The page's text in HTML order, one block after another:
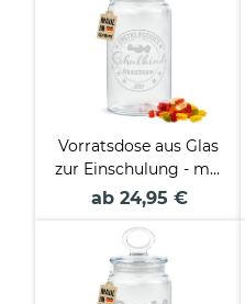
Vorratsdose aus Glas
zur Einschulung - mit
Name & Jahr graviert
Schulkind - 1100 ml
ab 24,95 €